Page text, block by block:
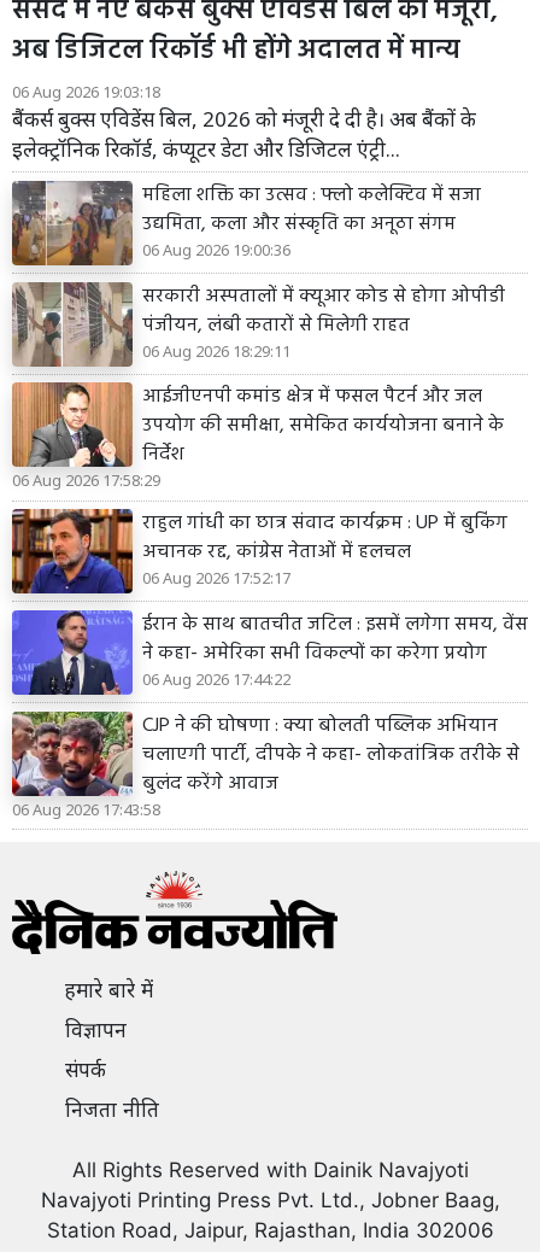
संसद में नए बैंकर्स बुक्स एविडेंस बिल को मंजूरी,
अब डिजिटल रिकॉर्ड भी होंगे अदालत में मान्य
06 Aug 2026 19:03:18
बैंकर्स बुक्स एविडेंस बिल, 2026 को मंजूरी दे दी है। अब बैंकों के
इलेक्ट्रॉनिक रिकॉर्ड, कंप्यूटर डेटा और डिजिटल एंट्री...
महिला शक्ति का उत्सव : फ्लो कलेक्टिव में सजा
उद्यमिता, कला और संस्कृति का अनूठा संगम
06 Aug 2026 19:00:36
सरकारी अस्पतालों में क्यूआर कोड से होगा ओपीडी
पंजीयन, लंबी कतारों से मिलेगी राहत
06 Aug 2026 18:29:11
आईजीएनपी कमांड क्षेत्र में फसल पैटर्न और जल
उपयोग की समीक्षा, समेकित कार्ययोजना बनाने के
निर्देश
06 Aug 2026 17:58:29
राहुल गांधी का छात्र संवाद कार्यक्रम : UP में बुकिंग
अचानक रद्द, कांग्रेस नेताओं में हलचल
06 Aug 2026 17:52:17
ईरान के साथ बातचीत जटिल : इसमें लगेगा समय, वेंस
ने कहा- अमेरिका सभी विकल्पों का करेगा प्रयोग
06 Aug 2026 17:44:22
CJP ने की घोषणा : क्या बोलती पब्लिक अभियान
चलाएगी पार्टी, दीपके ने कहा- लोकतांत्रिक तरीके से
बुलंद करेंगे आवाज
06 Aug 2026 17:43:58
हमारे बारे में
विज्ञापन
संपर्क
निजता नीति
All Rights Reserved with Dainik Navajyoti
Navajyoti Printing Press Pvt. Ltd., Jobner Baag,
Station Road, Jaipur, Rajasthan, India 302006